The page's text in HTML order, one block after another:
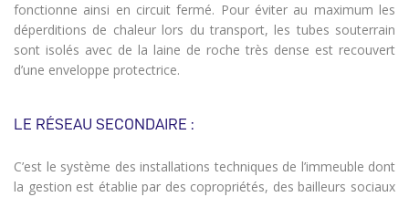
fonctionne ainsi en circuit fermé. Pour éviter au maximum les
déperditions de chaleur lors du transport, les tubes souterrain
sont isolés avec de la laine de roche très dense est recouvert
d’une enveloppe protectrice.
LE RÉSEAU SECONDAIRE :
C’est le système des installations techniques de l’immeuble dont
la gestion est établie par des copropriétés, des bailleurs sociaux